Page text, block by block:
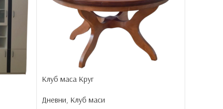
Клуб маса Круг
Дневни Клуб маси